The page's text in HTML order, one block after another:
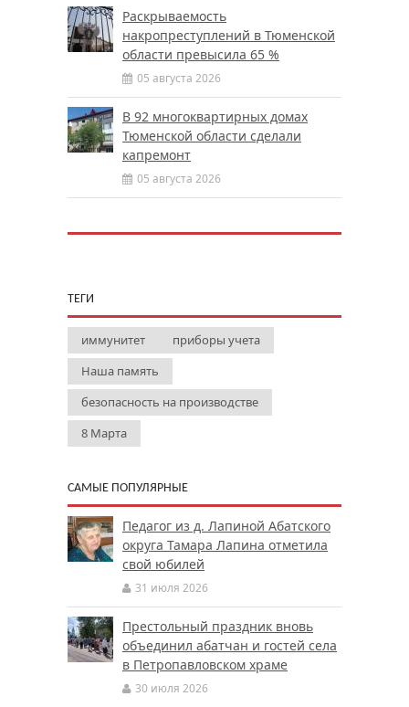
Раскрываемость
накропреступлений в Тюменской
области превысила 65 %
05 августа 2026
В 92 многоквартирных домах
Тюменской области сделали
капремонт
05 августа 2026
ТЕГИ
иммунитет
приборы учета
Наша память
безопасность на производстве
8 Марта
САМЫЕ ПОПУЛЯРНЫЕ
Педагог из д. Лапиной Абатского
округа Тамара Лапина отметила
свой юбилей
31 июля 2026
Престольный праздник вновь
объединил абатчан и гостей села
в Петропавловском храме
30 июля 2026